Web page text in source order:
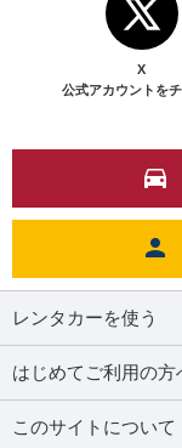
X
公式アカウントを
レンタカーを使う
はじめてご利用の方
このサイトについて